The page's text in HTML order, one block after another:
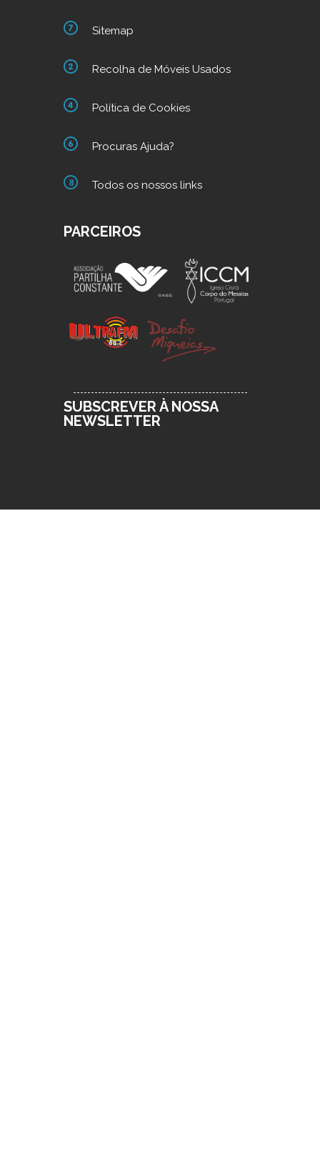
Sitemap
Recolha de Móveis Usados
Política de Cookies
Procuras Ajuda?
Todos os nossos links
PARCEIROS
SUBSCREVER À NOSSA
NEWSLETTER